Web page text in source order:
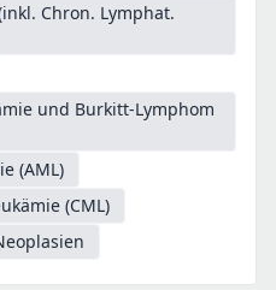
Chron. Lymphat.
und Burkitt-Lymphom
(AML)
(CML)